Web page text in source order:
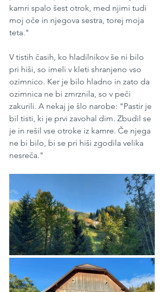
kamri spalo šest otrok, med njimi tudi
moj oče in njegova sestra, torej moja
teta."
V tistih časih, ko hladilnikov še ni bilo
pri hiši, so imeli v kleti shranjeno vso
ozimnico. Ker je bilo hladno in zato da
ozimnica ne bi zmrznila, so v peči
zakurili. A nekaj je šlo narobe: "Pastir je
bil tisti, ki je prvi zavohal dim. Zbudil se
je in rešil vse otroke iz kamre. Če njega
ne bi bilo, bi se pri hiši zgodila velika
nesreča."